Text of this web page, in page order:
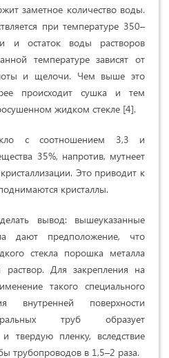
заметное количество воды.
при температуре 350–
и остаток воды растворов
температуре зависят от
и щелочи. Чем выше это
происходит сушка и тем
жидком стекле [4].
с соотношением 3,3 и
35%, напротив, мутнеет
Это приводит к
кристаллы.
вывод: вышеуказанные
дают предположение, что
стекла порошка металла
Для закрепления на
такого специального
внутренней поверхности
труб образует
твердую пленку, вследствие
трубопроводов в 1,5–2 раза.